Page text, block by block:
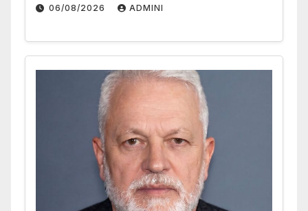
06/08/2026 ADMINI